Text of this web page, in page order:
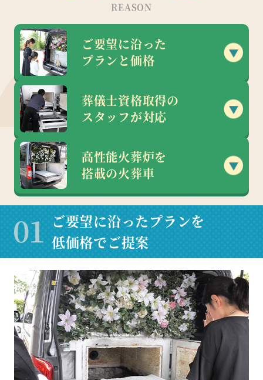
REASON
ご要望に沿った
プランと価格
葬儀士資格取得の
スタッフが対応
高性能火葬炉を
搭載の火葬車
ご要望に沿ったプランを
低価格でご提案